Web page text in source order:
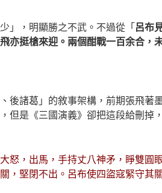
」，明顯勝之不武。不過從「 呂布
亦挺槍來迎。兩個酣戰一百余合，
後諸葛」的敘事架構，前期張飛
是《三國演義》卻把這段給刪掉
怒，出馬，手持丈八神矛，睜雙
堅閉不出。呂布使四盜寇緊守其